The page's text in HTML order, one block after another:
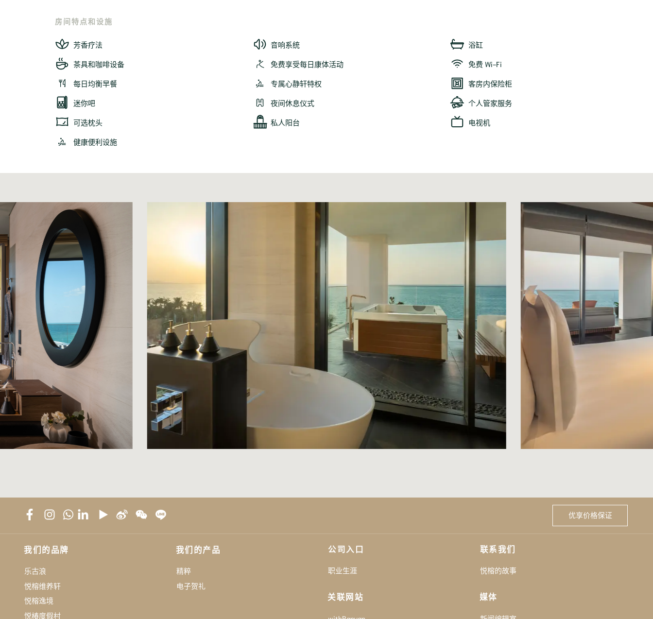
房间特点和设施
芳香疗法 音响系统
浴缸
茶具和咖啡设备
免费享受每日康体活动
免费 Wi-Fi
每日均衡早餐
专属心静轩特权
客房内保险柜
迷你吧
夜间休息仪式
个人管家服务
可选枕头
私人阳台
电视机
健康便利设施
优享价格保证
我们的品牌
乐古浪
悦榕维养轩
悦榕逸境
悦椿度假村
我们的产品
精粹
电子贺礼
公司入口
职业生涯
关联网站
联系我们
悦榕的故事
媒体